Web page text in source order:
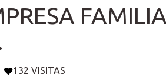
132 VISITAS